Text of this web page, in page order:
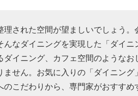
された空間が望ましいでしょう。
なダイニングを実現した「ダイニ
イニング、カフェ空間のようなお
せん。お気に入りの「ダイニング
こだわりから、専門家がおすすめ